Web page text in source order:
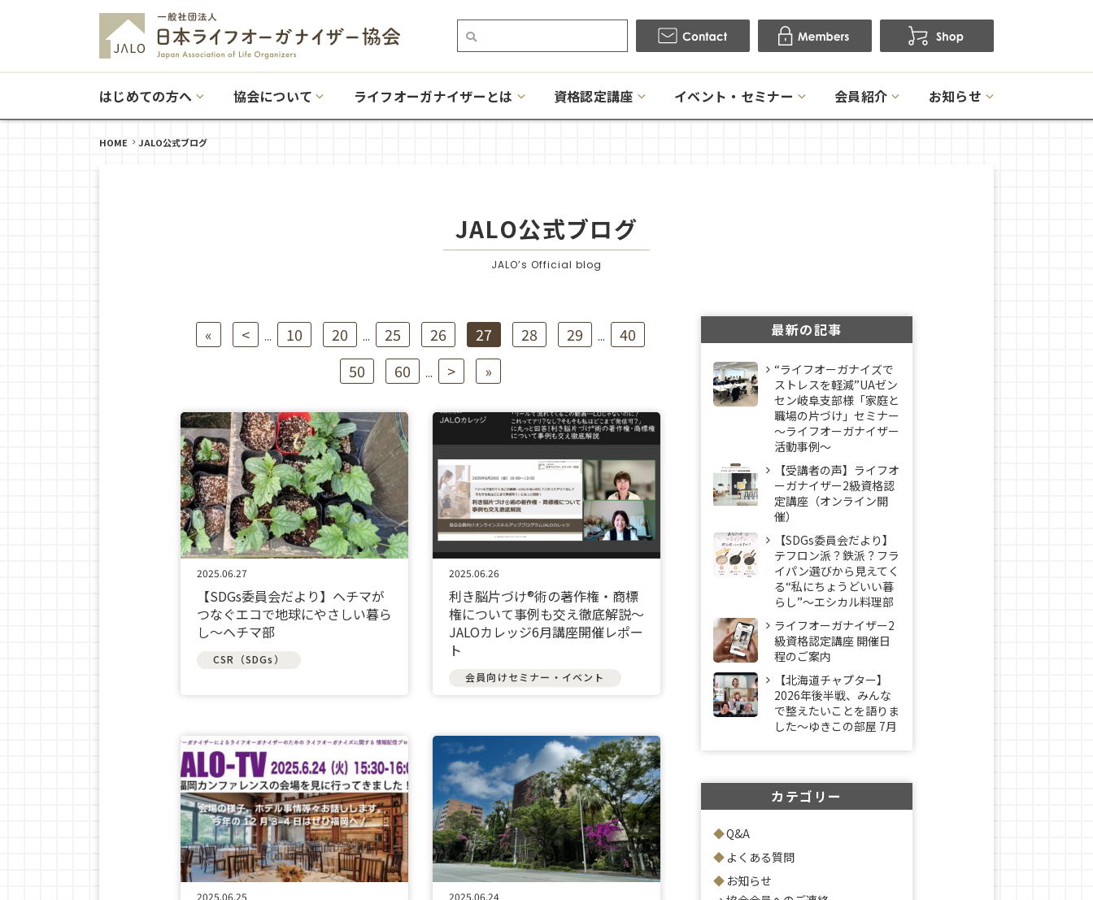
はじめての方へ 協会について ライフオーガナイザーとは 資格認定講座 イベント・セミナー 会員紹介 お知らせ
HOME JALO公式ブログ
JALO公式ブログ
JALO’s Official blog
« < ... 10 20 ... 25 26 27 28 29 ...
40
50
60 ... > »
2025.06.27
【SDGs委員会だより】ヘチマが
つなぐエコで地球にやさしい暮ら
し～ヘチマ部
CSR（SDGs）
2025.06.26
利き脳片づけ®術の著作権・商標
権について事例も交え徹底解説〜
JALOカレッジ6月講座開催レポー
ト
会員向けセミナー・イベント
2025.06.25 2025.06.24
最新の記事
“ライフオーガナイズで
ストレスを軽減”UAゼン
セン岐阜支部様「家庭と
職場の片づけ」セミナー
～ライフオーガナイザー
活動事例〜
【受講者の声】ライフオ
ーガナイザー2級資格認
定講座（オンライン開
催）
【SDGs委員会だより】
テフロン派？鉄派？フラ
イパン選びから見えてく
る“私にちょうどいい暮
らし”～エシカル料理部
ライフオーガナイザー2
級資格認定講座 開催日
程のご案内
【北海道チャプター】
2026年後半戦、みんな
で整えたいことを語りま
した～ゆきこの部屋 7月
カテゴリー
Q&A
よくある質問
お知らせ